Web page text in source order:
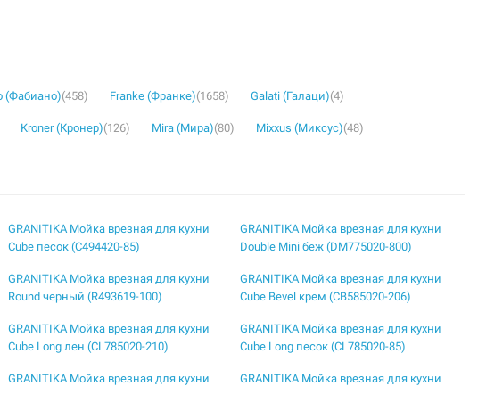
(Фабиано)(458) Franke (Франке)(1658) Galati (Галаци)(4)
Kroner (Кронер)(126) Mira (Мира)(80) Mixxus (Миксус)(48)
GRANITIKA Мойка врезная для кухни
Cube песок (C494420-85)
GRANITIKA Мойка врезная для кухни
Double Mini беж (DM775020-800)
GRANITIKA Мойка врезная для кухни
Round черный (R493619-100)
GRANITIKA Мойка врезная для кухни
Cube Bevel крем (CB585020-206)
GRANITIKA Мойка врезная для кухни
Cube Long лен (CL785020-210)
GRANITIKA Мойка врезная для кухни
Cube Long песок (CL785020-85)
GRANITIKA Мойка врезная для кухни
GRANITIKA Мойка врезная для кухни